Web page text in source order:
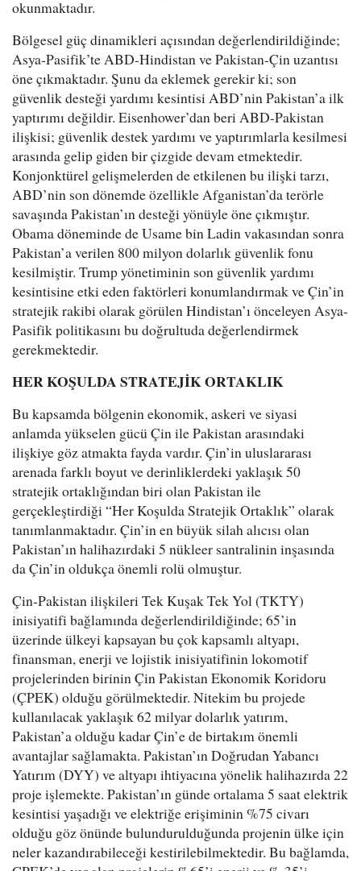
okunmaktadır.
Bölgesel güç dinamikleri açısından değerlendirildiğinde;
Asya-Pasifik’te ABD-Hindistan ve Pakistan-Çin uzantısı
öne çıkmaktadır. Şunu da eklemek gerekir ki; son
güvenlik desteği yardımı kesintisi ABD’nin Pakistan’a ilk
yaptırımı değildir. Eisenhower’dan beri ABD-Pakistan
ilişkisi; güvenlik destek yardımı ve yaptırımlarla kesilmesi
arasında gelip giden bir çizgide devam etmektedir.
Konjonktürel gelişmelerden de etkilenen bu ilişki tarzı,
ABD’nin son dönemde özellikle Afganistan’da terörle
savaşında Pakistan’ın desteği yönüyle öne çıkmıştır.
Obama döneminde de Usame bin Ladin vakasından sonra
Pakistan’a verilen 800 milyon dolarlık güvenlik fonu
kesilmiştir. Trump yönetiminin son güvenlik yardımı
kesintisine etki eden faktörleri konumlandırmak ve Çin’in
stratejik rakibi olarak görülen Hindistan’ı önceleyen Asya-
Pasifik politikasını bu doğrultuda değerlendirmek
gerekmektedir.
HER KOŞULDA STRATEJİK ORTAKLIK
Bu kapsamda bölgenin ekonomik, askeri ve siyasi
anlamda yükselen gücü Çin ile Pakistan arasındaki
ilişkiye göz atmakta fayda vardır. Çin’in uluslararası
arenada farklı boyut ve derinliklerdeki yaklaşık 50
stratejik ortaklığından biri olan Pakistan ile
gerçekleştirdiği “Her Koşulda Stratejik Ortaklık” olarak
tanımlanmaktadır. Çin’in en büyük silah alıcısı olan
Pakistan’ın halihazırdaki 5 nükleer santralinin inşasında
da Çin’in oldukça önemli rolü olmuştur.
Çin-Pakistan ilişkileri Tek Kuşak Tek Yol (TKTY)
inisiyatifi bağlamında değerlendirildiğinde; 65’in
üzerinde ülkeyi kapsayan bu çok kapsamlı altyapı,
finansman, enerji ve lojistik inisiyatifinin lokomotif
projelerinden birinin Çin Pakistan Ekonomik Koridoru
(ÇPEK) olduğu görülmektedir. Nitekim bu projede
kullanılacak yaklaşık 62 milyar dolarlık yatırım,
Pakistan’a olduğu kadar Çin’e de birtakım önemli
avantajlar sağlamakta. Pakistan’ın Doğrudan Yabancı
Yatırım (DYY) ve altyapı ihtiyacına yönelik halihazırda 22
proje işlemekte. Pakistan’ın günde ortalama 5 saat elektrik
kesintisi yaşadığı ve elektriğe erişiminin %75 civarı
olduğu göz önünde bulundurulduğunda projenin ülke için
neler kazandırabileceği kestirilebilmektedir. Bu bağlamda,